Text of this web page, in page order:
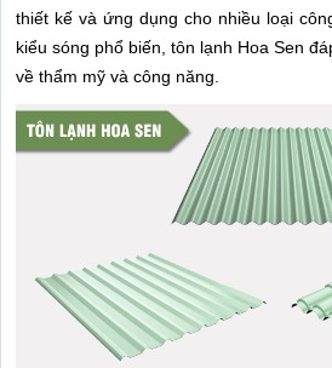
thiết kế và ứng dụng cho nhiều loại
kiểu sóng phổ biến, tôn lạnh Hoa Sen
về thẩm mỹ và công năng.